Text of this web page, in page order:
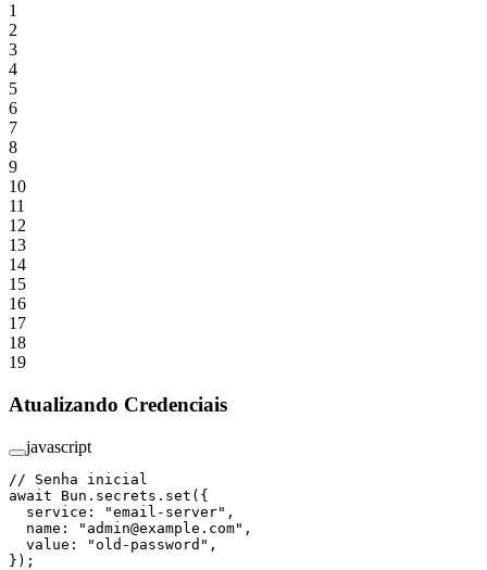
1
2
3
4
5
6
7
8
9
10
11
12
13
14
15
16
17
18
19
Atualizando Credenciais
javascript
// Senha inicial
await Bun.secrets. set ({
  service:
"email-server" ,
  name:
"admin@example.com" ,
  value:
"old-password" ,
});